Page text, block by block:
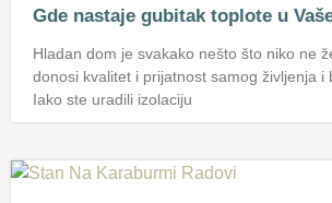
Gde nastaje gubitak toplote u
Hladan dom je svakako nešto što niko ne
donosi kvalitet i prijatnost samog življenja i
Iako ste uradili izolaciju